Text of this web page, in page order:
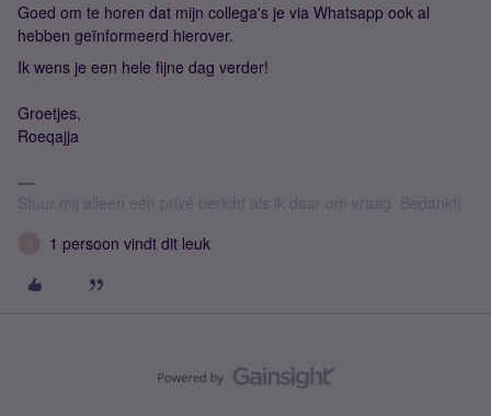
Goed om te horen dat mijn collega's je via Whatsapp ook al
hebben geïnformeerd hierover.
Ik wens je een hele fijne dag verder!
Groetjes,
Roeqajja
Stuur mij alleen een privé bericht als ik daar om vraag. Bedankt!
1 persoon vindt dit leuk